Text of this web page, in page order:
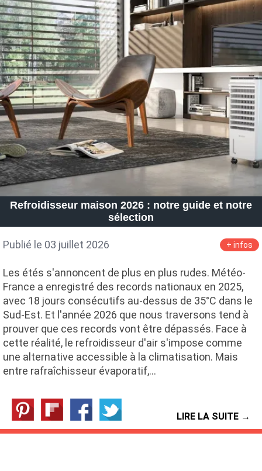
Refroidisseur maison 2026 : notre guide et notre
sélection
Publié le 03 juillet 2026 + infos
Les étés s'annoncent de plus en plus rudes. Météo-
France a enregistré des records nationaux en 2025,
avec 18 jours consécutifs au-dessus de 35°C dans le
Sud-Est. Et l'année 2026 que nous traversons tend à
prouver que ces records vont être dépassés. Face à
cette réalité, le refroidisseur d'air s'impose comme
une alternative accessible à la climatisation. Mais
entre rafraîchisseur évaporatif,…
LIRE LA SUITE →